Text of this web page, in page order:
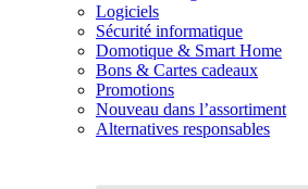
Logiciels
Sécurité informatique
Domotique & Smart Home
Bons & Cartes cadeaux
Promotions
Nouveau dans l’assortiment
Alternatives responsables